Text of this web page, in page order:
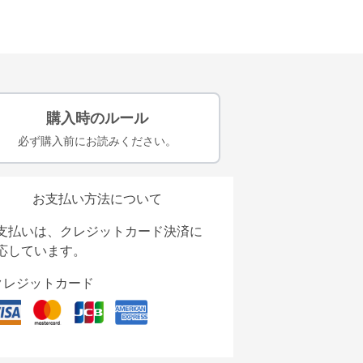
購入時のルール
必ず購入前にお読みください。
お支払い方法について
払いは、クレジットカード決済に
しています。
レジットカード